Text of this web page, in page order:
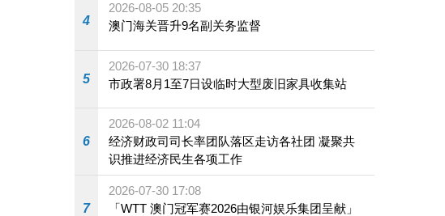
4
2026-08-05 20:35
澳门海关晋升9名副关务监督
5
2026-07-30 18:37
市政署8月1至7日设临时大型废旧家具收集站
6
2026-08-02 11:04
经济财政司司长率团队落区走访各社团 凝聚共
识推进经济民生各项工作
7
2026-07-30 17:08
「WTT 澳门冠军赛2026由银河娱乐集团呈献」